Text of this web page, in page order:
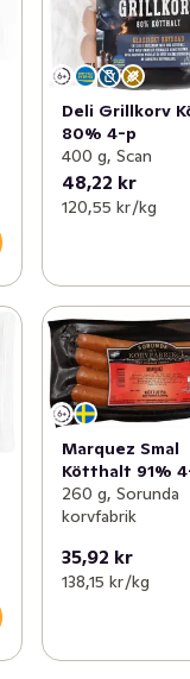
Deli Grillkorv
80% 4-p
400 g, Scan
48,22 kr
120,55 kr /kg
Marquez Smal
Kötthalt 91%
260 g, Sorunda
korvfabrik
35,92 kr
138,15 kr /kg